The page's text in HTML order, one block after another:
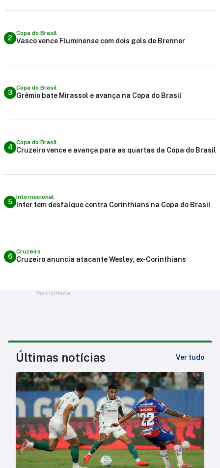
2
Copa do Brasil
Vasco vence Fluminense com dois gols de Brenner
3
Copa do Brasil
Grêmio bate Mirassol e avança na Copa do Brasil
4
Copa do Brasil
Cruzeiro vence e avança para as quartas da Copa do Brasil
5
Internacional
Inter tem desfalque contra Corinthians na Copa do Brasil
6
Cruzeiro
Cruzeiro anuncia atacante Wesley, ex-Corinthians
Publicidade
Últimas notícias Ver tudo